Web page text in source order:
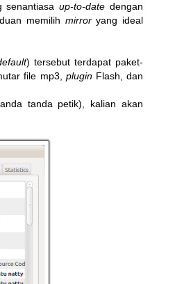
senantiasaup-to-date dengan
memilih mirroryang ideal
) tersebut terdapat paket-
file mp3, pluginFlash, dan
tanda petik), kalian akan